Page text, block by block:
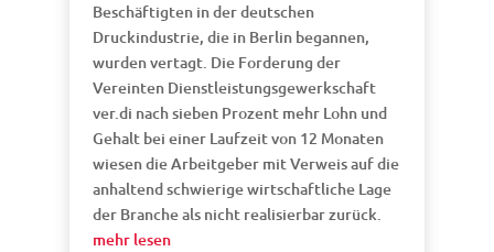
Beschäftigten in der deutschen
Druckindustrie, die in Berlin begannen,
wurden vertagt. Die Forderung der
Vereinten Dienstleistungsgewerkschaft
ver.di nach sieben Prozent mehr Lohn und
Gehalt bei einer Laufzeit von 12 Monaten
wiesen die Arbeitgeber mit Verweis auf die
anhaltend schwierige wirtschaftliche Lage
der Branche als nicht realisierbar zurück.
mehr lesen